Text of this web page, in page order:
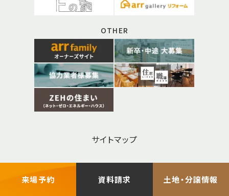
OTHER
サイトマップ
来場予約 資料請求 土地・分譲情報